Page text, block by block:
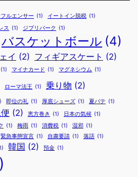
ルエンサー (1) イートイン脱税 (1)
ス (1) ジブリパーク (1)
バスケットボール (4)
イ (2) フィギアスケート (2)
(1) マイナカード (1) マグネシウム (1)
ローマ法王 (1) 乗り物 (2)
即位の礼 (1) 厚底シューズ (1) 夏バテ (1)
(2) 恵方巻き (1) 日本の気候 (1)
(1) 梅雨 (1) 消費税 (1) 湿邪 (1)
緊急事態宣言 (1) 自粛要請 (1) 落語 (1)
韓国 (2) 預金 (1)